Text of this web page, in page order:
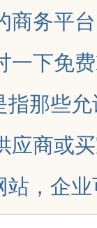
商务平
一下免
指那些
应商或
站，企